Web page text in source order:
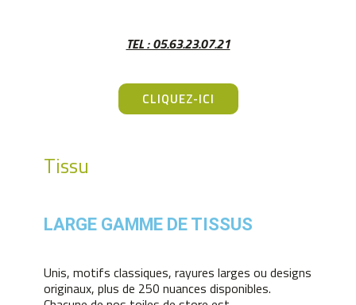
TEL : 05.63.23.07.21
CLIQUEZ-ICI
Tissu
LARGE GAMME DE TISSUS
Unis, motifs classiques, rayures larges ou designs
originaux, plus de 250 nuances disponibles.